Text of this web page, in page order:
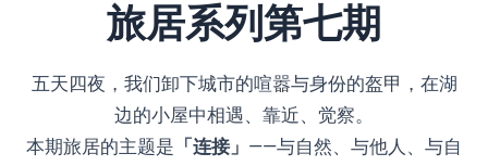
旅居系列第七期
五天四夜，我们卸下城市的喧嚣与身份的盔甲，在湖
边的小屋中相遇、靠近、觉察。
本期旅居的主题是 「连接」 ——与自然、与他人、与自